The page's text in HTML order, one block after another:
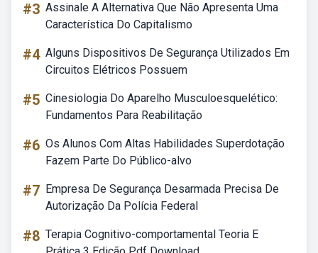
#3 Assinale A Alternativa Que Não Apresenta Uma
Característica Do Capitalismo
#4 Alguns Dispositivos De Segurança Utilizados Em
Circuitos Elétricos Possuem
#5 Cinesiologia Do Aparelho Musculoesquelético:
Fundamentos Para Reabilitação
#6 Os Alunos Com Altas Habilidades Superdotação
Fazem Parte Do Público-alvo
#7 Empresa De Segurança Desarmada Precisa De
Autorização Da Polícia Federal
#8 Terapia Cognitivo-comportamental Teoria E